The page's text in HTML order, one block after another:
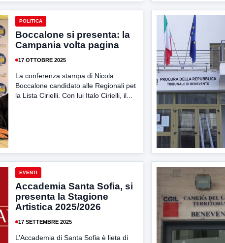
POLITICA
Boccalone si presenta: la
Campania volta pagina
17 OTTOBRE 2025
La conferenza stampa di Nicola
Boccalone candidato alle Regionali pet
la Lista Cirielli. Con lui Italo Cirielli, il...
EVENTI
Accademia Santa Sofia, si
presenta la Stagione
Artistica 2025/2026
17 SETTEMBRE 2025
L’Accademia di Santa Sofia è lieta di